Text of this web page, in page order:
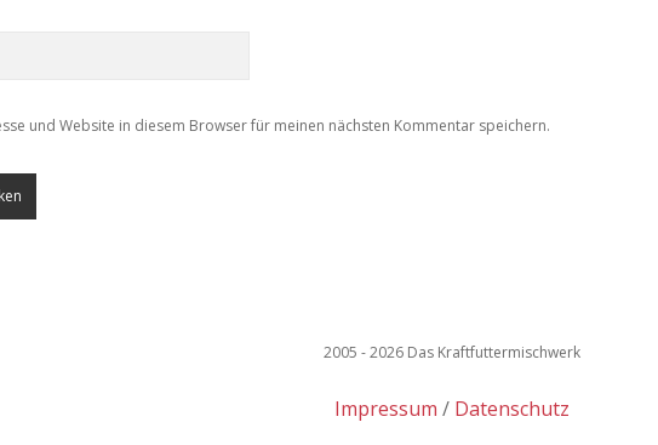
und Website in diesem Browser für meinen nächsten Kommentar speichern.
2005 - 2026 Das Kraftfuttermischwerk
Impressum Datenschutz